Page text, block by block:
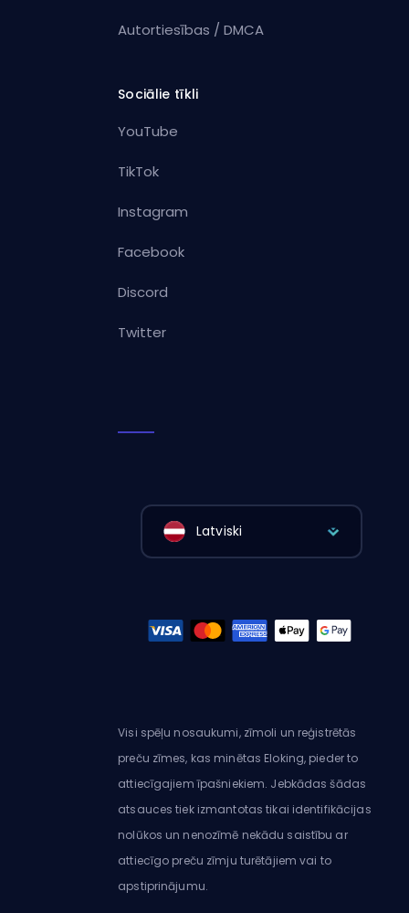
Autortiesības / DMCA
Sociālie tīkli
YouTube
TikTok
Instagram
Facebook
Discord
Twitter
Latviski
Visi spēļu nosaukumi, zīmoli un reģistrētās
preču zīmes, kas minētas Eloking, pieder to
attiecīgajiem īpašniekiem. Jebkādas šādas
atsauces tiek izmantotas tikai identifikācijas
nolūkos un nenozīmē nekādu saistību ar
attiecīgo preču zīmju turētājiem vai to
apstiprinājumu.